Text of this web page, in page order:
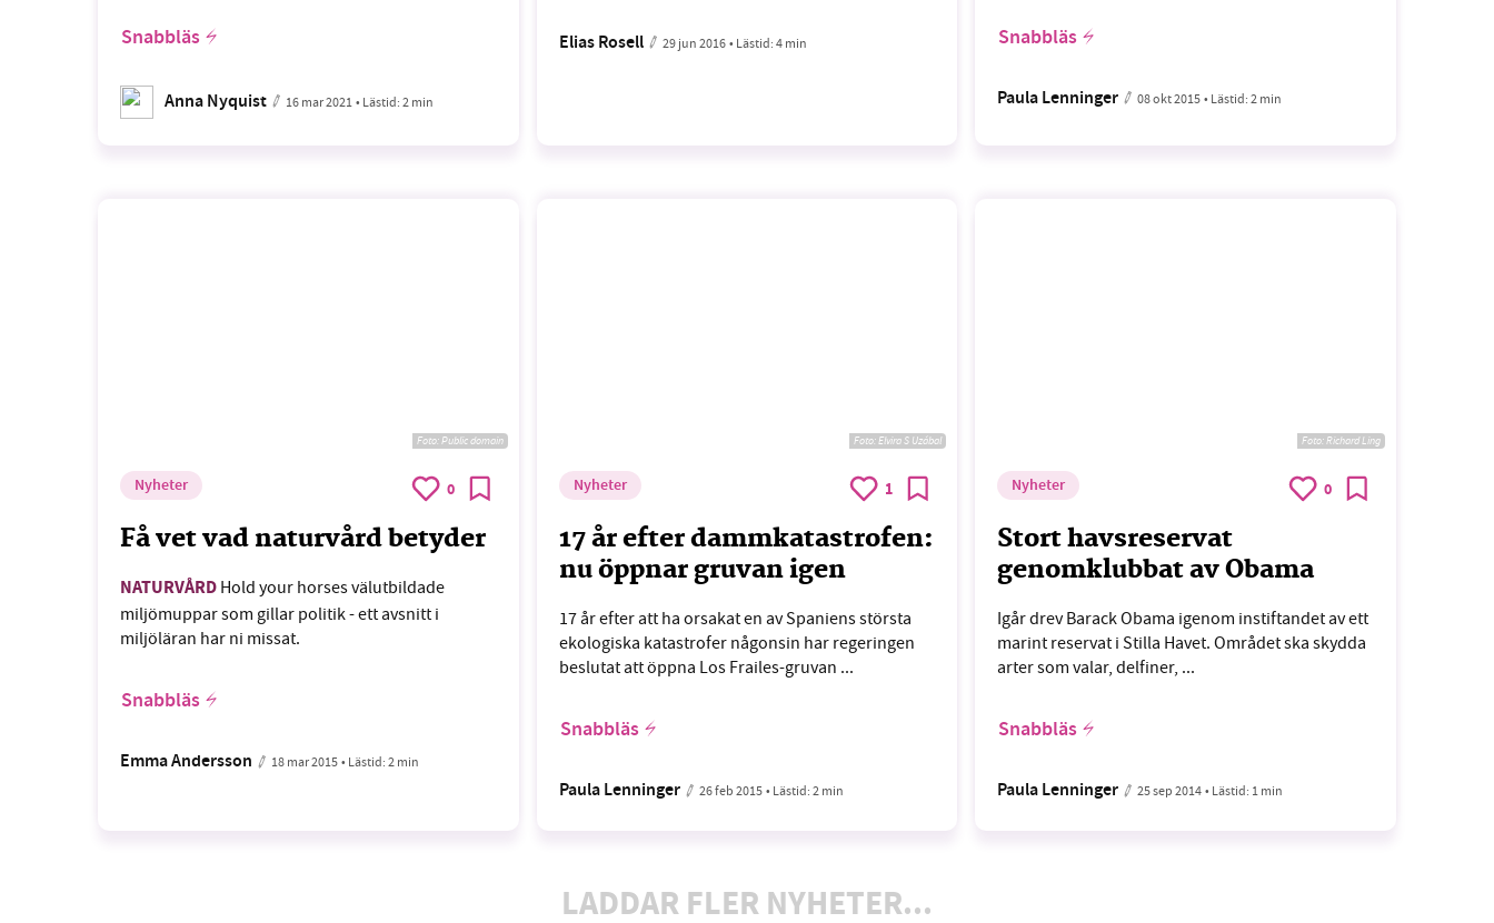
Snabbläs
Anna Nyquist 16 mar 2021• Lästid:2 min
Elias Rosell 29 jun 2016 • Lästid:4 min Snabbläs
Paula Lenninger 08 okt 2015 • Lästid:2 min
Foto:Public domain
Nyheter 0
Få vet vad naturvård betyder
NATURVÅRD Hold your horses välutbildade
miljömuppar som gillar politik - ett avsnitt i
miljöläran har ni missat.
Snabbläs
Emma Andersson 18 mar 2015• Lästid:2 min
Foto:Elvira S Uzábal
Nyheter 1
17 år efter dammkatastrofen:
nu öppnar gruvan igen
17 år efter att ha orsakat en av Spaniens största
ekologiska katastrofer någonsin har regeringen
beslutat att öppna Los Frailes-gruvan ...
Snabbläs
Paula Lenninger 26 feb 2015 • Lästid:2 min
Foto:Richard Ling
Nyheter 0
Stort havsreservat
genomklubbat av Obama
Igår drev Barack Obama igenom instiftandet av ett
marint reservat i Stilla Havet. Området ska skydda
arter som valar, delfiner, ...
Snabbläs
Paula Lenninger 25 sep 2014 • Lästid: 1 min
LADDAR FLER NYHETER...